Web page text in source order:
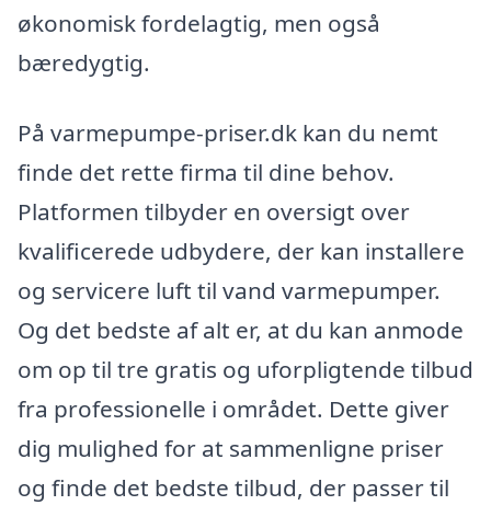
økonomisk fordelagtig, men også
bæredygtig.
På varmepumpe-priser.dk kan du nemt
finde det rette firma til dine behov.
Platformen tilbyder en oversigt over
kvalificerede udbydere, der kan installere
og servicere luft til vand varmepumper.
Og det bedste af alt er, at du kan anmode
om op til tre gratis og uforpligtende tilbud
fra professionelle i området. Dette giver
dig mulighed for at sammenligne priser
og finde det bedste tilbud, der passer til